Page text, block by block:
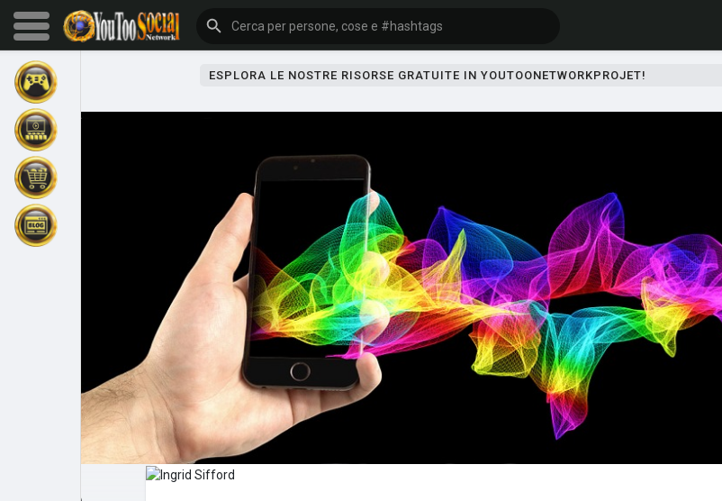
Sfoglia gli eventi
Esplorare
Post popolari Giochi
ESPLORA LE NOSTRE RISORSE GRATUITE IN YOUTOONETWORKPROJET!